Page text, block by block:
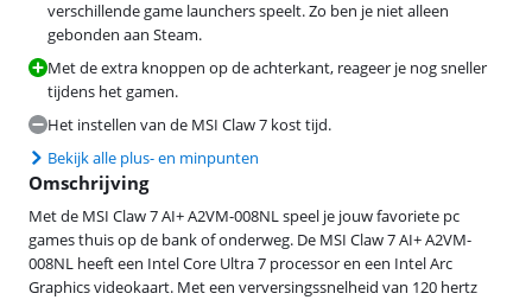
verschillende game launchers speelt. Zo ben je niet alleen
gebonden aan Steam.
Met de extra knoppen op de achterkant, reageer je nog sneller
tijdens het gamen.
Het instellen van de MSI Claw 7 kost tijd.
Bekijk alle plus- en minpunten
Omschrijving
Met de MSI Claw 7 AI+ A2VM-008NL speel je jouw favoriete pc
games thuis op de bank of onderweg. De MSI Claw 7 AI+ A2VM-
008NL heeft een Intel Core Ultra 7 processor en een Intel Arc
Graphics videokaart. Met een verversingssnelheid van 120 hertz